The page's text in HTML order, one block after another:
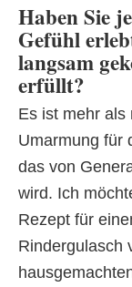
Haben Sie
Gefühl
langsam
erfüllt?
Es ist mehr als
Umarmung für
das von
wird. Ich
Rezept für
Rindergulasch